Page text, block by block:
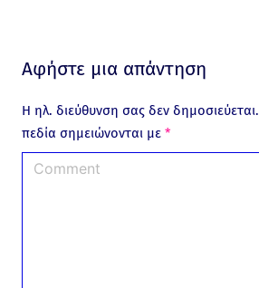
Αφήστε μια απάντηση
Η ηλ. διεύθυνση σας δεν δημοσιεύεται.
πεδία σημειώνονται με *